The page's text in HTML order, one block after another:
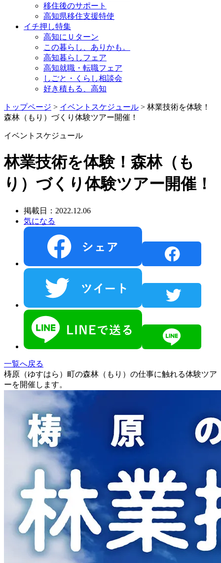
移住後のサポート
高知県移住支援特使
イチ押し特集
高知にＵターン
この暮らし、ありかも。
高知暮らしフェア
高知就職・転職フェア
しごと・くらし相談会
好き積もる、高知
トップページ > イベントスケジュール > 林業技術を体験！
森林（もり）づくり体験ツアー開催！
イベントスケジュール
林業技術を体験！森林（も
り）づくり体験ツアー開催！
掲載日：2022.12.06
気になる
一覧へ戻る
梼原（ゆすはら）町の森林（もり）の仕事に触れる体験ツア
ーを開催します。